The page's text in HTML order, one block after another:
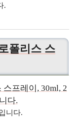
.
폴리스 스
니다.